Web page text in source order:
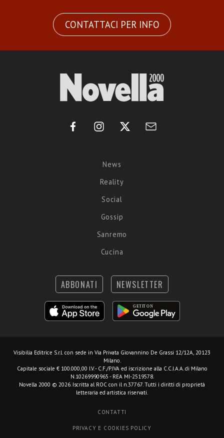
CONTATTACI PER INFO
News
Reality
Social
Gossip
Sanremo
Cucina
ABBONATI NEWSLETTER
Visibilia Editrice S.r.l. con sede in Via Privata Giovannino De Grassi 12/12A, 20123
Milano.
Capitale sociale € 100.000,00 I.V. - C.F./P.IVA ed iscrizione alla C.C.I.A.A. di Milano
N.10269990965 - REA MI-2519578.
Novella 2000 © 2026. Iscritta al ROC con il n.37767. Tutti i diritti di proprietà
letteraria ed artistica riservati.
CONTATTI
PRIVACY E COOKIES POLICY